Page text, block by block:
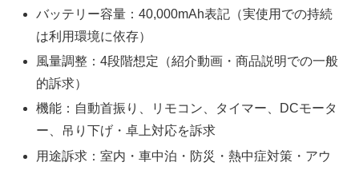
バッテリー容量：40,000mAh表記（実使用での持続
は利用環境に依存）
風量調整：4段階想定（紹介動画・商品説明での一般
的訴求）
機能：自動首振り、リモコン、タイマー、DCモータ
ー、吊り下げ・卓上対応を訴求
用途訴求：室内・車中泊・防災・熱中症対策・アウ